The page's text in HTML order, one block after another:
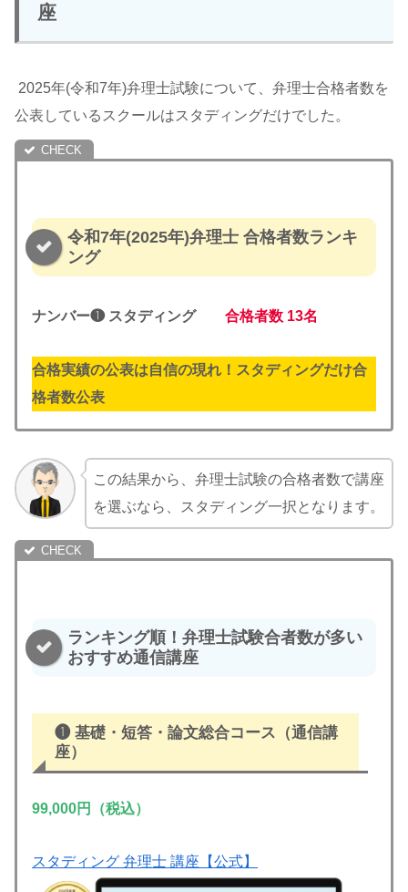
座
2025年(令和7年)弁理士試験について、弁理士合格者数を
公表しているスクールはスタディングだけでした。
令和7年(2025年)弁理士 合格者数ランキ
ング
ナンバー❶ スタディング 合格者数 13名
合格実績の公表は自信の現れ！スタディングだけ合
格者数公表
この結果から、弁理士試験の合格者数で講座
を選ぶなら、スタディング一択となります。
ランキング順！弁理士試験合者数が多い
おすすめ通信講座
❶ 基礎・短答・論文総合コース
（通信講
座）
99,000円（税込）
スタディング 弁理士 講座【公式】